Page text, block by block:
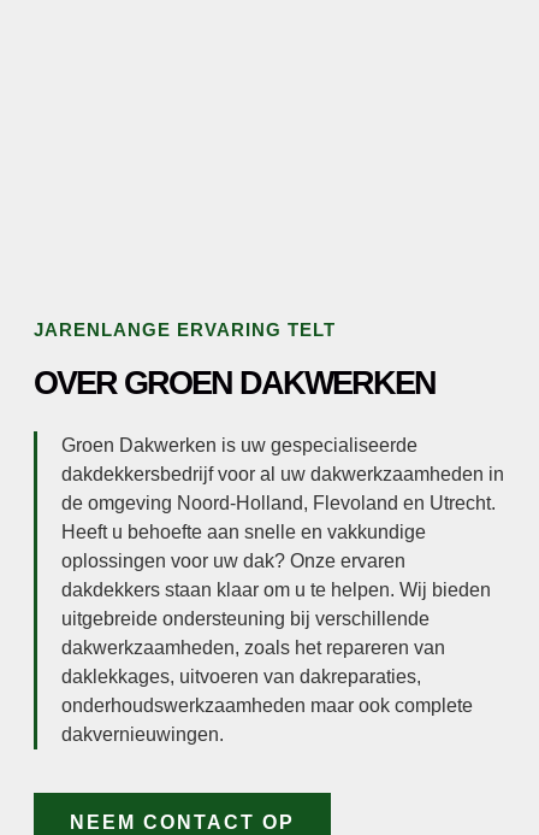
JARENLANGE ERVARING TELT
OVER GROEN DAKWERKEN
Groen Dakwerken is uw gespecialiseerde
dakdekkersbedrijf voor al uw dakwerkzaamheden in
de omgeving Noord-Holland, Flevoland en Utrecht.
Heeft u behoefte aan snelle en vakkundige
oplossingen voor uw dak? Onze ervaren
dakdekkers staan klaar om u te helpen. Wij bieden
uitgebreide ondersteuning bij verschillende
dakwerkzaamheden, zoals het repareren van
daklekkages, uitvoeren van dakreparaties,
onderhoudswerkzaamheden maar ook complete
dakvernieuwingen.
NEEM CONTACT OP